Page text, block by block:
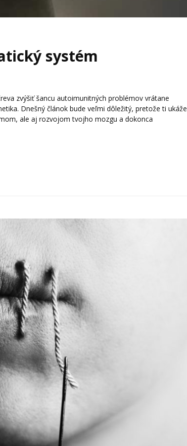
systém
zvýšiť šancu autoimunitných problémov vrátane
Dnešný článok bude veľmi dôležitý, pretože ti ukáže
ale aj rozvojom tvojho mozgu a dokonca